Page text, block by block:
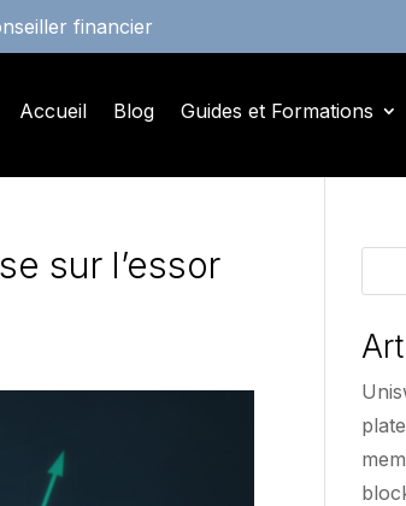
financier
Accueil Blog Guides et Formations
sur l’essor